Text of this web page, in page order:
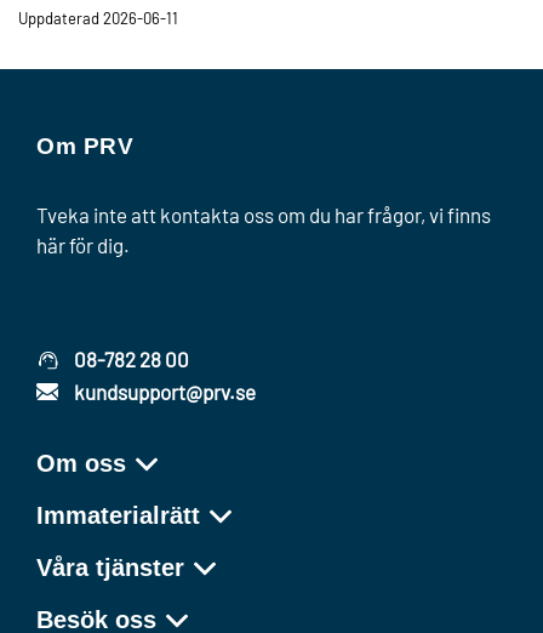
Uppdaterad 2026-06-11
Om PRV
Tveka inte att kontakta oss om du har frågor, vi finns
här för dig.
08-782 28 00
kundsupport@prv.se
Om oss
Immaterialrätt
Våra tjänster
Besök oss